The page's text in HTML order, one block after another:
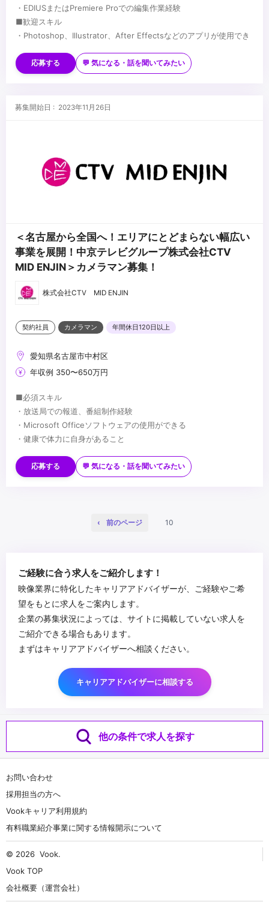
・EDIUSまたはPremiere Proでの編集作業経験
■歓迎スキル
・Photoshop、Illustrator、After Effectsなどのアプリが使用でき
・EVSの操作が出来る方
...
応募する 💬 気になる・話を聞いてみたい
募集開始日 : 2023年11月26日
＜名古屋から全国へ！エリアにとどまらない幅広い
事業を展開！中京テレビグループ株式会社CTV
MID ENJIN＞カメラマン募集！
株式会社CTV MID ENJIN
契約社員 カメラマン 年間休日120日以上
愛知県名古屋市中村区
年収例 350〜650万円
■必須スキル
・放送局での報道、番組制作経験
・Microsoft Officeソフトウェアの使用ができる
・健康で体力に自身があること
・第１級陸上特殊無線技士
・第二種電気工事士
応募する 💬 気になる・話を聞いてみたい
前のページ 10
ご経験に合う求人をご紹介します！
映像業界に特化したキャリアアドバイザーが、ご経験やご希
望をもとに求人をご案内します。
企業の募集状況によっては、サイトに掲載していない求人を
ご紹介できる場合もあります。
まずはキャリアアドバイザーへ相談ください。
キャリアアドバイザーに相談する
他の条件で求人を探す
お問い合わせ
採用担当の方へ
Vookキャリア利用規約
有料職業紹介事業に関する情報開示について
© 2026 Vook.
Vook TOP
会社概要（運営会社）